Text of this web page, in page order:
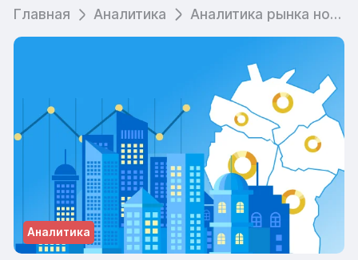
Главная Аналитика Аналитика рынка новостроек Астаны: декабрь 2025 года
Аналитика